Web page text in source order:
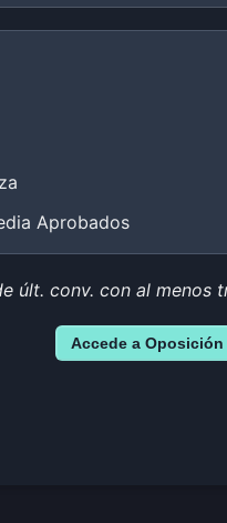
Aprobados
últ. conv. con al menos
Accede a Oposición